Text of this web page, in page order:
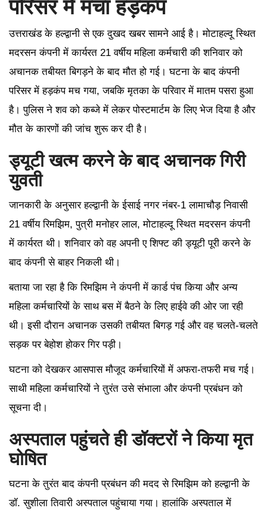
परिसर में मचा हड़कंप
उत्तराखंड के हल्द्वानी से एक दुखद खबर सामने आई है। मोटाहल्दू स्थित
मदरसन कंपनी में कार्यरत 21 वर्षीय महिला कर्मचारी की शनिवार को
अचानक तबीयत बिगड़ने के बाद मौत हो गई। घटना के बाद कंपनी
परिसर में हड़कंप मच गया, जबकि मृतका के परिवार में मातम पसरा हुआ
है। पुलिस ने शव को कब्जे में लेकर पोस्टमार्टम के लिए भेज दिया है और
मौत के कारणों की जांच शुरू कर दी है।
ड्यूटी खत्म करने के बाद अचानक गिरी
युवती
जानकारी के अनुसार हल्द्वानी के ईसाई नगर नंबर-1 लामाचौड़ निवासी
21 वर्षीय रिमझिम, पुत्री मनोहर लाल, मोटाहल्दू स्थित मदरसन कंपनी
में कार्यरत थी। शनिवार को वह अपनी ए शिफ्ट की ड्यूटी पूरी करने के
बाद कंपनी से बाहर निकली थी।
बताया जा रहा है कि रिमझिम ने कंपनी में कार्ड पंच किया और अन्य
महिला कर्मचारियों के साथ बस में बैठने के लिए हाईवे की ओर जा रही
थी। इसी दौरान अचानक उसकी तबीयत बिगड़ गई और वह चलते-चलते
सड़क पर बेहोश होकर गिर पड़ी।
घटना को देखकर आसपास मौजूद कर्मचारियों में अफरा-तफरी मच गई।
साथी महिला कर्मचारियों ने तुरंत उसे संभाला और कंपनी प्रबंधन को
सूचना दी।
अस्पताल पहुंचते ही डॉक्टरों ने किया मृत
घोषित
घटना के तुरंत बाद कंपनी प्रबंधन की मदद से रिमझिम को हल्द्वानी के
डॉ. सुशीला तिवारी अस्पताल पहुंचाया गया। हालांकि अस्पताल में